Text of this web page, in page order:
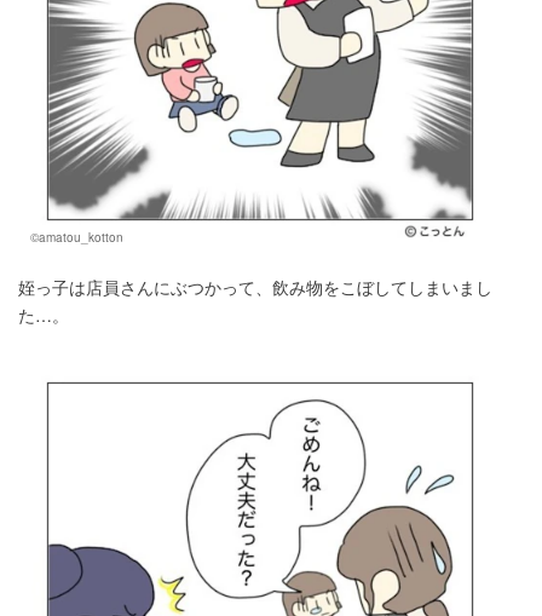
©amatou_kotton
姪っ子は店員さんにぶつかって、飲み物をこぼしてしまいまし
た…。